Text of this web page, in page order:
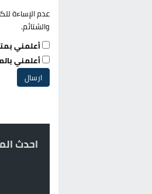
عدم الإساءة
والشتائم.
أعلمني
أعلمني
احدث